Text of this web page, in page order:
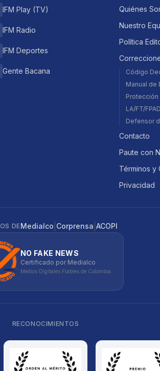
IFM Play (TV)
IFM Radio
IFM Deportes
Gente Bacana
Quiénes
Nuestro
Política
Código
Manual de
Protección
LA/FT/
Defensor
Contacto
Paute con
Términos y
Privacidad
DEMedialco Corprensa ACOPI
NO FAKE NEWS
Certificado por Medialco
Medios Digitales Fiables de Colombia
RECONOCIMIENTOS